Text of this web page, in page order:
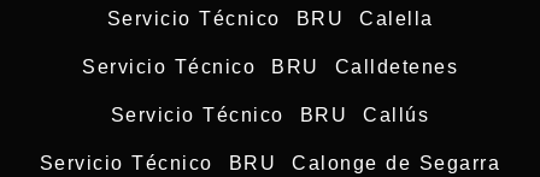
Servicio Técnico BRU Calella
Servicio Técnico BRU Calldetenes
Servicio Técnico BRU Callús
Servicio Técnico BRU Calonge de Segarra